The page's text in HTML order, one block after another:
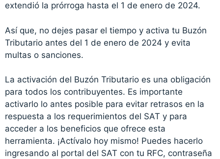
extendió la prórroga hasta el 1 de enero de 2024.
Así que, no dejes pasar el tiempo y activa tu Buzón
Tributario antes del 1 de enero de 2024 y evita
multas o sanciones.
La activación del Buzón Tributario es una obligación
para todos los contribuyentes. Es importante
activarlo lo antes posible para evitar retrasos en la
respuesta a los requerimientos del SAT y para
acceder a los beneficios que ofrece esta
herramienta. ¡Actívalo hoy mismo! Puedes hacerlo
ingresando al portal del SAT con tu RFC, contraseña